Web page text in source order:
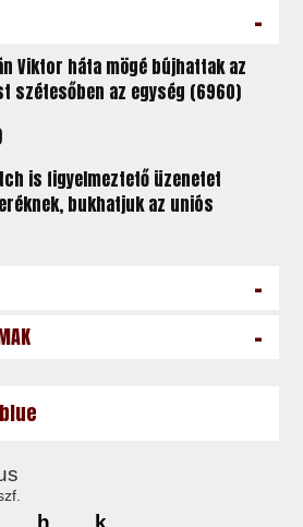
-
Viktor háta mögé bújhattak az
szétesőben az egység (6960)
is figyelmeztető üzenetet
bukhatjuk az uniós
-
-